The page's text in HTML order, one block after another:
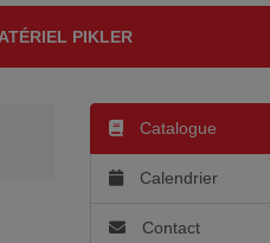
PIKLER
Catalogue
Calendrier
Contact